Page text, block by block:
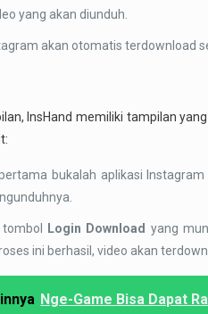
yang akan diunduh.
akan otomatis terdownload
InsHand memiliki tampilan
pertama bukalah aplikasi
Login Download yang
ini berhasil, video akan
Nge-Game Bisa Dapat